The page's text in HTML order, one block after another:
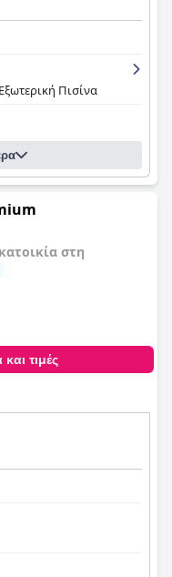
Πισίνα
στη
τιμές